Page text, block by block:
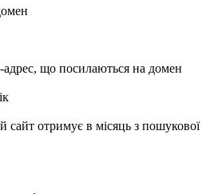
адрес, що посилаються на домен
сайт отримує в місяць з пошукової